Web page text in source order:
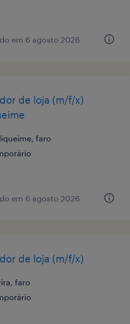
em 6 agosto 2026
de loja (m/f/x)
faro
em 6 agosto 2026
de loja (m/f/x)
faro